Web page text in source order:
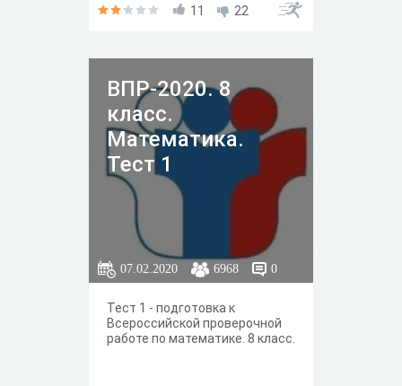
сложности и требуют
11 22
ВПР-2020. 8
класс.
Математика.
Тест 1
07.02.2020 6968 0
Тест 1 - подготовка к
Всероссийской проверочной
работе по математике. 8 класс.